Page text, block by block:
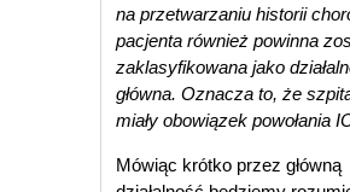
na przetwarzaniu historii
pacjenta również powinna
zaklasyfikowana jako
główna. Oznacza to, że
miały obowiązek powołania
Mówiąc krótko przez główną